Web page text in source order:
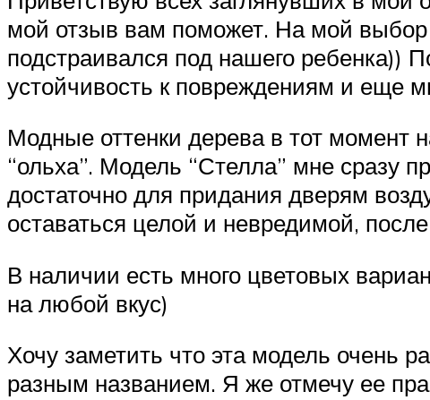
мой отзыв вам поможет. На мой
подстраивался под нашего ребенка))
устойчивость к повреждениям и еще
Модные оттенки дерева в тот момент
“ольха”. Модель “Стелла” мне сразу
достаточно для придания дверям
оставаться целой и невредимой,
В наличии есть много цветовых
на любой вкус)
Хочу заметить что эта модель очень
разным названием. Я же отмечу ее